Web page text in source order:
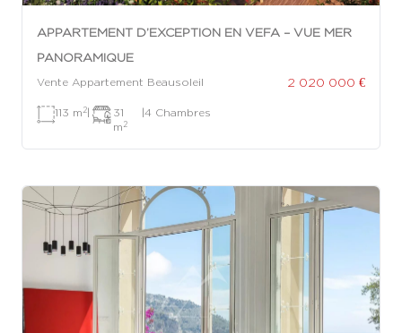
APPARTEMENT D’EXCEPTION EN VEFA – VUE MER
PANORAMIQUE
Vente Appartement Beausoleil 2 020 000 €
113 m 2|
31
m 2
|4 Chambres